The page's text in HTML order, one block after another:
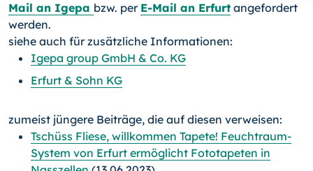
Mail an Igepa bzw. per E-Mail an Erfurt angefordert
werden.
siehe auch für zusätzliche Informationen:
Igepa group GmbH & Co. KG
Erfurt & Sohn KG
zumeist jüngere Beiträge, die auf diesen verweisen:
Tschüss Fliese, willkommen Tapete! Feuchtraum-
System von Erfurt ermöglicht Fototapeten in